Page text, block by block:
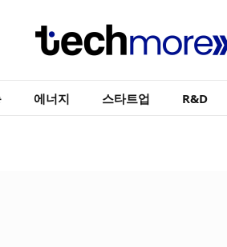
에너지 스타트업 R&D